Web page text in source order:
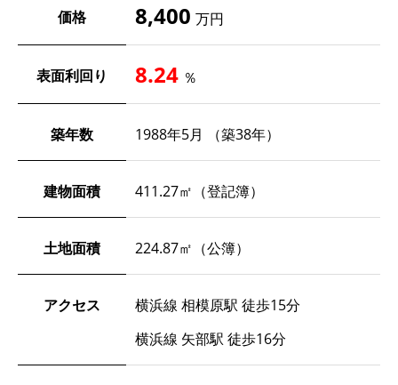
価格 8,400 万円
表面利回り 8.24 ％
築年数 1988年5月 （築38年）
建物面積 411.27㎡（登記簿）
土地面積 224.87㎡（公簿）
アクセス
横浜線 相模原駅 徒歩15分
横浜線 矢部駅 徒歩16分